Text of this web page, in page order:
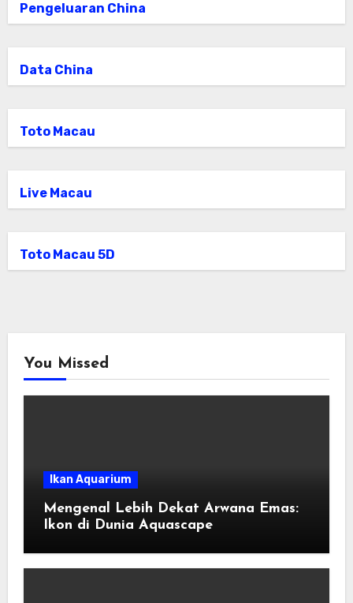
Pengeluaran China
Data China
Toto Macau
Live Macau
Toto Macau 5D
You Missed
Ikan Aquarium
Mengenal Lebih Dekat Arwana Emas:
Ikon di Dunia Aquascape